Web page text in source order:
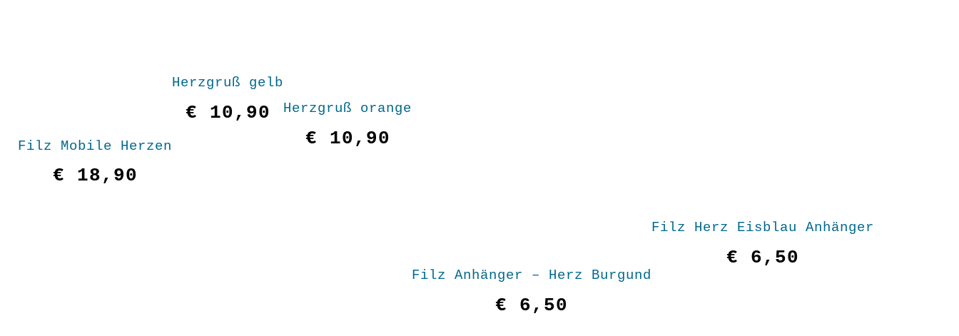
Filz Mobile Herzen
€ 18,90
Herzgruß gelb
€ 10,90 Herzgruß orange
€ 10,90
Filz Anhänger – Herz Burgund
€ 6,50
Filz Herz Eisblau Anhänger
€ 6,50